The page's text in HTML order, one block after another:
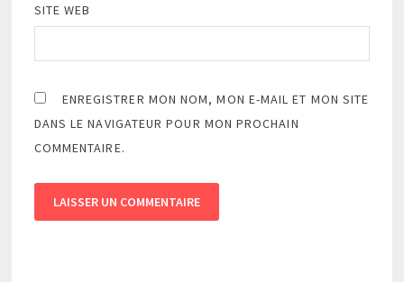
SITE WEB
ENREGISTRER MON NOM, MON E-MAIL ET MON SITE
DANS LE NAVIGATEUR POUR MON PROCHAIN
COMMENTAIRE.